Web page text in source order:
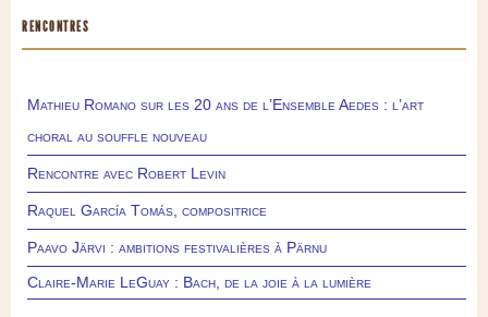
RENCONTRES
Mathieu Romano sur les 20 ans de l’Ensemble Aedes : l’art
choral au souffle nouveau
Rencontre avec Robert Levin
Raquel García Tomás, compositrice
Paavo Järvi : ambitions festivalières à Pärnu
Claire-Marie LeGuay : Bach, de la joie à la lumière